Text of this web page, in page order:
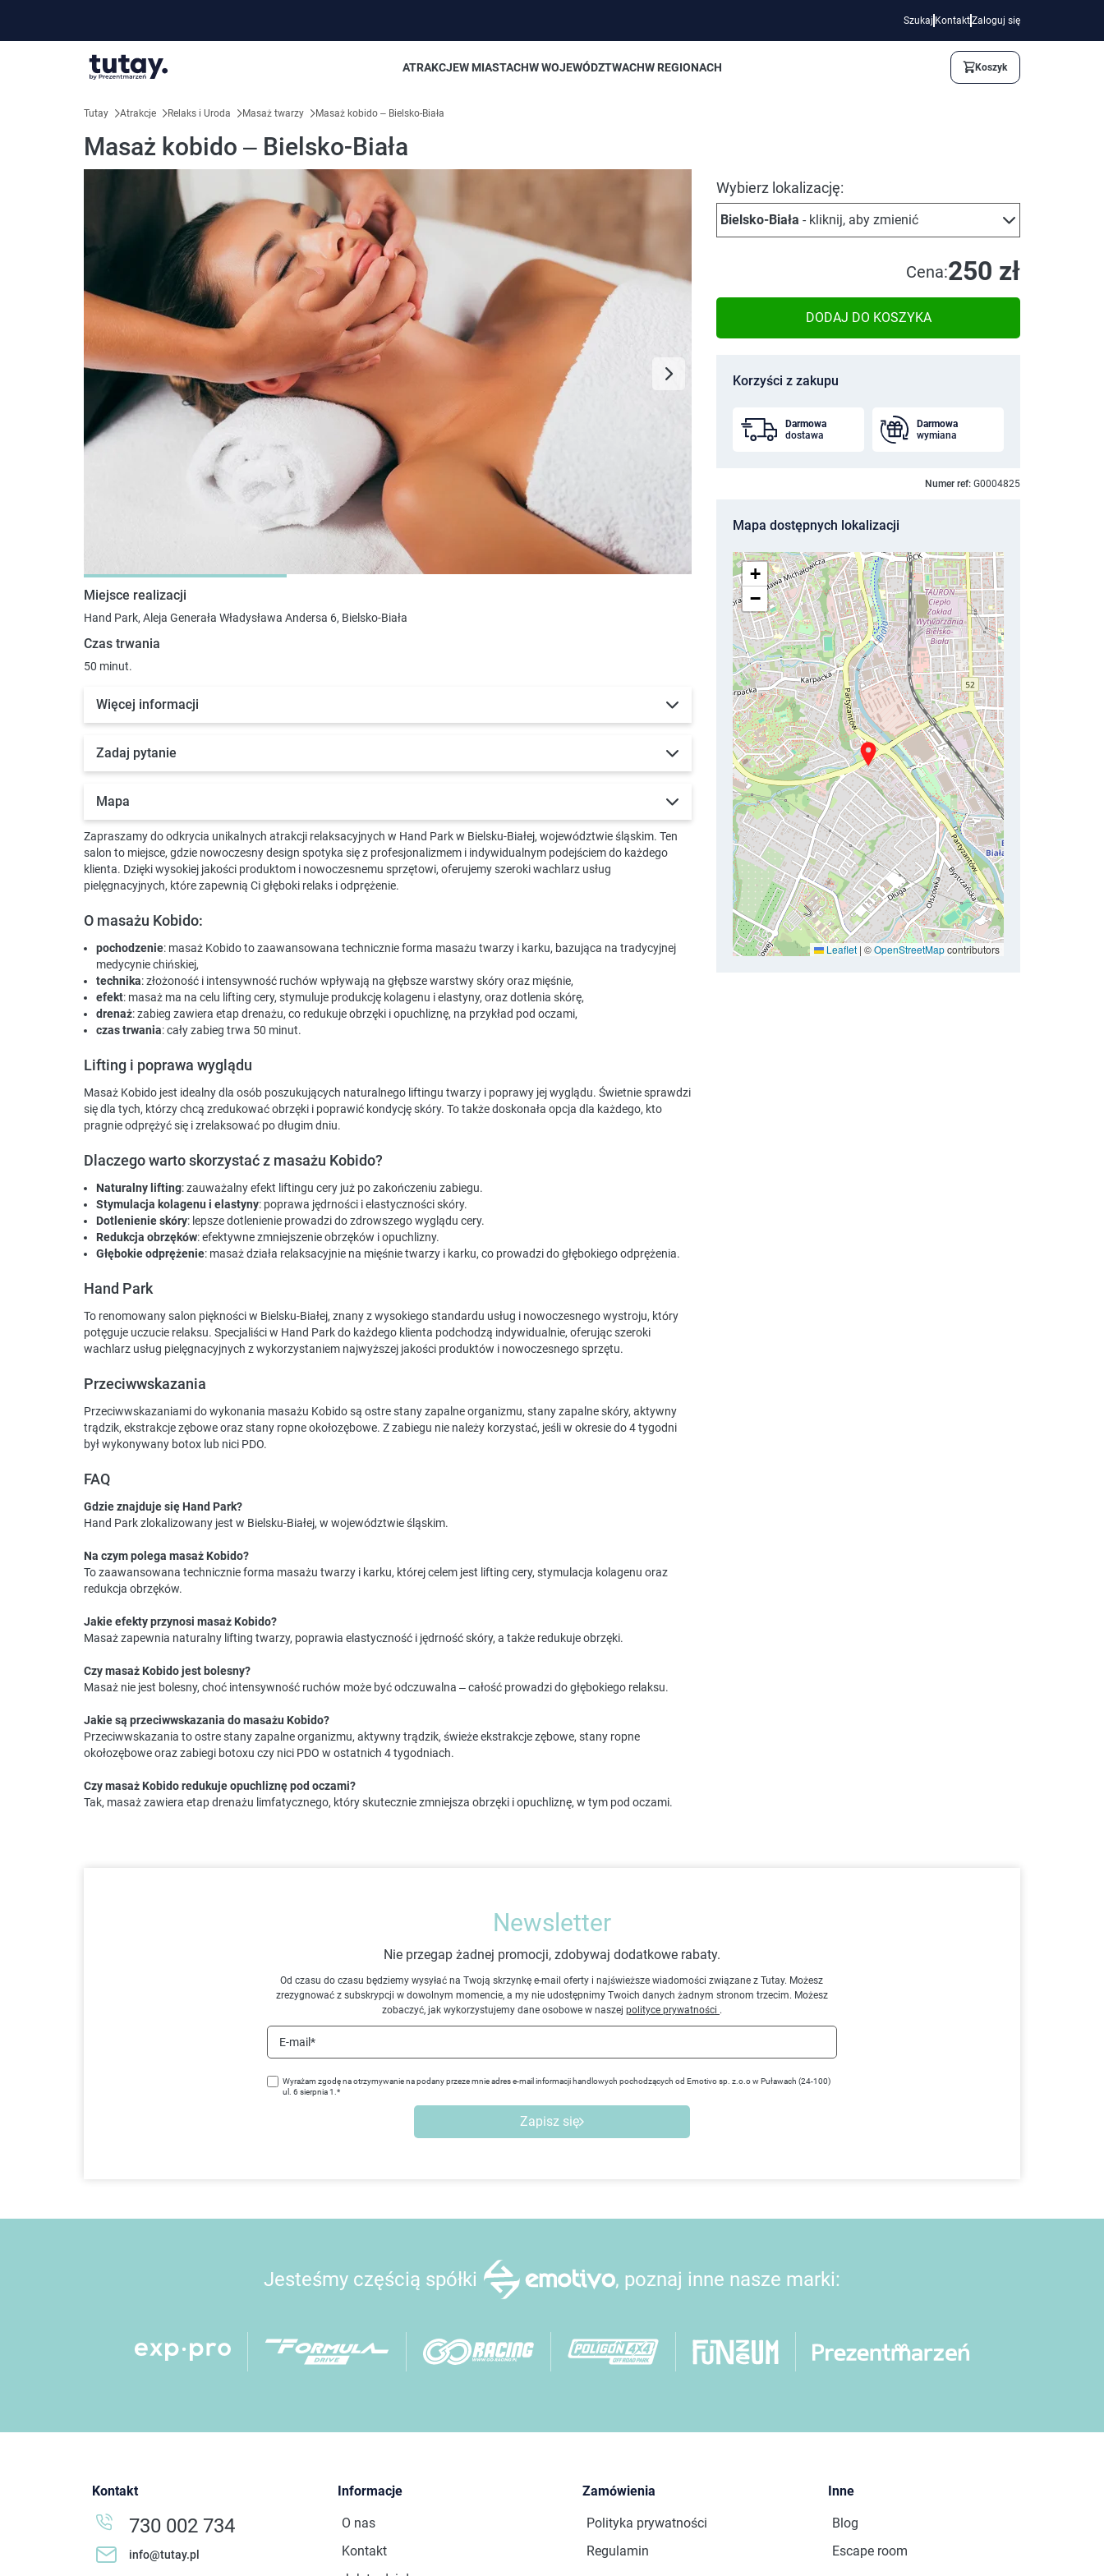
Szukaj KontaktZaloguj się
ATRAKCJEW MIASTACHW WOJEWÓDZTWACHW REGIONACH Koszyk
Tutay Atrakcje Relaks i Uroda Masaż twarzy Masaż kobido – Bielsko-Biała
Masaż kobido – Bielsko-Biała
Wybierz lokalizację:
Bielsko-Biała - kliknij, aby zmienić
Cena:250 zł
DODAJ DO KOSZYKA
Korzyści z zakupu
Darmowa
dostawa
Darmowa
wymiana
Numer ref: G0004825
Mapa dostępnych lokalizacji
+
−
Leaflet | ©OpenStreetMapcontributors
Miejsce realizacji
Hand Park, Aleja Generała Władysława Andersa 6, Bielsko-Biała
Czas trwania
50 minut.
Więcej informacji
Zadaj pytanie
Mapa
Zapraszamy do odkrycia unikalnych atrakcji relaksacyjnych w Hand Park w Bielsku-Białej, województwie śląskim. Ten
salon to miejsce, gdzie nowoczesny design spotyka się z profesjonalizmem i indywidualnym podejściem do każdego
klienta. Dzięki wysokiej jakości produktom i nowoczesnemu sprzętowi, oferujemy szeroki wachlarz usług
pielęgnacyjnych, które zapewnią Ci głęboki relaks i odprężenie.
O masażu Kobido:
pochodzenie: masaż Kobido to zaawansowana technicznie forma masażu twarzy i karku, bazująca na tradycyjnej
medycynie chińskiej,
technika: złożoność i intensywność ruchów wpływają na głębsze warstwy skóry oraz mięśnie,
efekt: masaż ma na celu lifting cery, stymuluje produkcję kolagenu i elastyny, oraz dotlenia skórę,
drenaż: zabieg zawiera etap drenażu, co redukuje obrzęki i opuchliznę, na przykład pod oczami,
czas trwania: cały zabieg trwa 50 minut.
Lifting i poprawa wyglądu
Masaż Kobido jest idealny dla osób poszukujących naturalnego liftingu twarzy i poprawy jej wyglądu. Świetnie sprawdzi
się dla tych, którzy chcą zredukować obrzęki i poprawić kondycję skóry. To także doskonała opcja dla każdego, kto
pragnie odprężyć się i zrelaksować po długim dniu.
Dlaczego warto skorzystać z masażu Kobido?
Naturalny lifting: zauważalny efekt liftingu cery już po zakończeniu zabiegu.
Stymulacja kolagenu i elastyny: poprawa jędrności i elastyczności skóry.
Dotlenienie skóry: lepsze dotlenienie prowadzi do zdrowszego wyglądu cery.
Redukcja obrzęków: efektywne zmniejszenie obrzęków i opuchlizny.
Głębokie odprężenie: masaż działa relaksacyjnie na mięśnie twarzy i karku, co prowadzi do głębokiego odprężenia.
Hand Park
To renomowany salon piękności w Bielsku-Białej, znany z wysokiego standardu usług i nowoczesnego wystroju, który
potęguje uczucie relaksu. Specjaliści w Hand Park do każdego klienta podchodzą indywidualnie, oferując szeroki
wachlarz usług pielęgnacyjnych z wykorzystaniem najwyższej jakości produktów i nowoczesnego sprzętu.
Przeciwwskazania
Przeciwwskazaniami do wykonania masażu Kobido są ostre stany zapalne organizmu, stany zapalne skóry, aktywny
trądzik, ekstrakcje zębowe oraz stany ropne okołozębowe. Z zabiegu nie należy korzystać, jeśli w okresie do 4 tygodni
był wykonywany botox lub nici PDO.
FAQ
Gdzie znajduje się Hand Park?
Hand Park zlokalizowany jest w Bielsku-Białej, w województwie śląskim.
Na czym polega masaż Kobido?
To zaawansowana technicznie forma masażu twarzy i karku, której celem jest lifting cery, stymulacja kolagenu oraz
redukcja obrzęków.
Jakie efekty przynosi masaż Kobido?
Masaż zapewnia naturalny lifting twarzy, poprawia elastyczność i jędrność skóry, a także redukuje obrzęki.
Czy masaż Kobido jest bolesny?
Masaż nie jest bolesny, choć intensywność ruchów może być odczuwalna – całość prowadzi do głębokiego relaksu.
Jakie są przeciwwskazania do masażu Kobido?
Przeciwwskazania to ostre stany zapalne organizmu, aktywny trądzik, świeże ekstrakcje zębowe, stany ropne
okołozębowe oraz zabiegi botoxu czy nici PDO w ostatnich 4 tygodniach.
Czy masaż Kobido redukuje opuchliznę pod oczami?
Tak, masaż zawiera etap drenażu limfatycznego, który skutecznie zmniejsza obrzęki i opuchliznę, w tym pod oczami.
Newsletter
Nie przegap żadnej promocji, zdobywaj dodatkowe rabaty.
Od czasu do czasu będziemy wysyłać na Twoją skrzynkę e-mail oferty i najświeższe wiadomości związane z Tutay. Możesz
zrezygnować z subskrypcji w dowolnym momencie, a my nie udostępnimy Twoich danych żadnym stronom trzecim. Możesz
zobaczyć, jak wykorzystujemy dane osobowe w naszej polityce prywatności .
E-mail*
Wyrażam zgodę na otrzymywanie na podany przeze mnie adres e-mail informacji handlowych pochodzących od Emotivo sp. z.o.o w Puławach (24-100)
ul. 6 sierpnia 1.*
Zapisz się
Jesteśmy częścią spółki , poznaj inne nasze marki:
Kontakt
730 002 734
info@tutay.pl
Informacje
O nas
Kontakt
Zamówienia
Polityka prywatności
Regulamin
Inne
Blog
Escape room